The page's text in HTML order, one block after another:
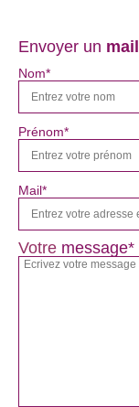
Envoyer un mail
Nom*
Prénom*
Mail*
Votre message*